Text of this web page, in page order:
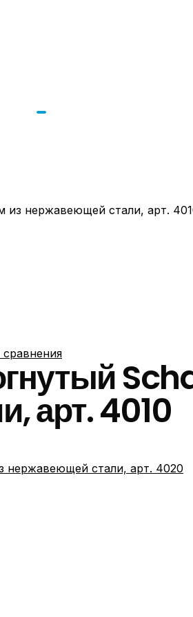
из нержавеющей стали, арт.
арт. 4010
нержавеющей стали, арт. 4020